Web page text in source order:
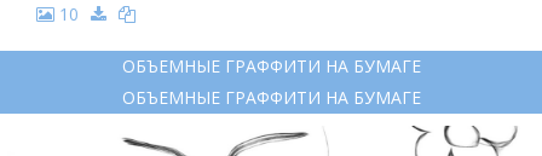
10
ОБЪЕМНЫЕ ГРАФФИТИ НА БУМАГЕ
ОБЪЕМНЫЕ ГРАФФИТИ НА БУМАГЕ